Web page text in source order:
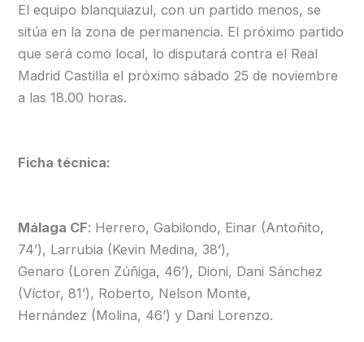
El equipo blanquiazul, con un partido menos, se
sitúa en la zona de permanencia. El próximo partido
que será como local, lo disputará contra el Real
Madrid Castilla el próximo sábado 25 de noviembre
a las 18.00 horas.
Ficha técnica:
Málaga CF: Herrero, Gabilondo, Einar (Antoñito,
74’), Larrubia (Kevin Medina, 38’),
Genaro (Loren Zúñiga, 46’), Dioni, Dani Sánchez
(Víctor, 81’), Roberto, Nelson Monte,
Hernández (Molina, 46’) y Dani Lorenzo.